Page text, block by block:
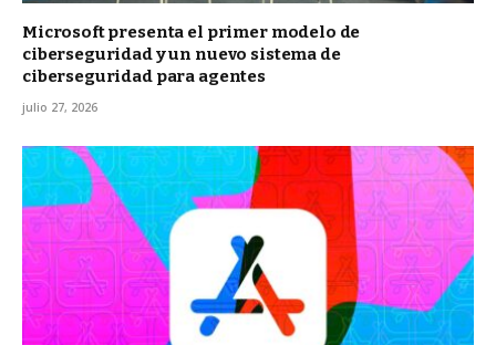
Microsoft presenta el primer modelo de
ciberseguridad y un nuevo sistema de
ciberseguridad para agentes
julio 27, 2026